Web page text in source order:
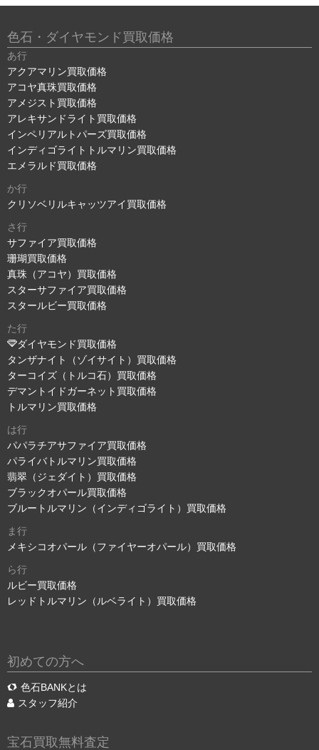
色石・ダイヤモンド買取価格
あ行
アクアマリン買取価格
アコヤ真珠買取価格
アメジスト買取価格
アレキサンドライト買取価格
インペリアルトパーズ買取価格
インディゴライトトルマリン買取価格
エメラルド買取価格
か行
クリソベリルキャッツアイ買取価格
さ行
サファイア買取価格
珊瑚買取価格
真珠（アコヤ）買取価格
スターサファイア買取価格
スタールビー買取価格
た行
ダイヤモンド買取価格
タンザナイト（ゾイサイト）買取価格
ターコイズ（トルコ石）買取価格
デマントイドガーネット買取価格
トルマリン買取価格
は行
パパラチアサファイア買取価格
パライバトルマリン買取価格
翡翠（ジェダイト）買取価格
ブラックオパール買取価格
ブルートルマリン（インディゴライト）買取価格
ま行
メキシコオパール（ファイヤーオパール）買取価格
ら行
ルビー買取価格
レッドトルマリン（ルベライト）買取価格
初めての方へ
色石BANKとは
スタッフ紹介
宝石買取無料査定